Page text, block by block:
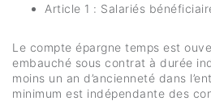
Article 1 : Salariés
Le compte épargne temps est
embauché sous contrat à durée
moins un an d’ancienneté dans
minimum est indépendante des